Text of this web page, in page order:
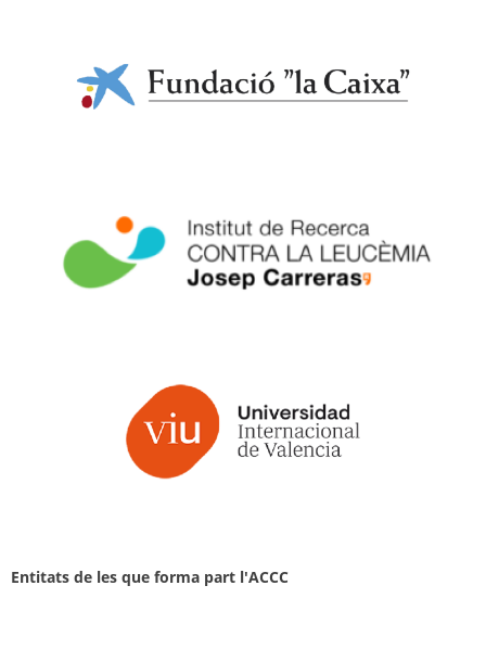
Entitats de les que forma part l'ACCC